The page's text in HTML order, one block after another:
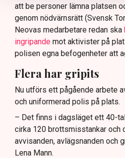
att be personer lämna platsen
genom nödvärnsrätt (Svensk
Neovas medarbetare redan ska
ingripande mot aktivister på
polisen egna befogenheter att
Flera har gripits
Nu utförs ett pågående arbete
och uniformerad polis på plats.
– Det finns i dagsläget ett 40-
cirka 120 brottsmisstankar och
avvisanden, avlägsnanden och
Lena Mann.